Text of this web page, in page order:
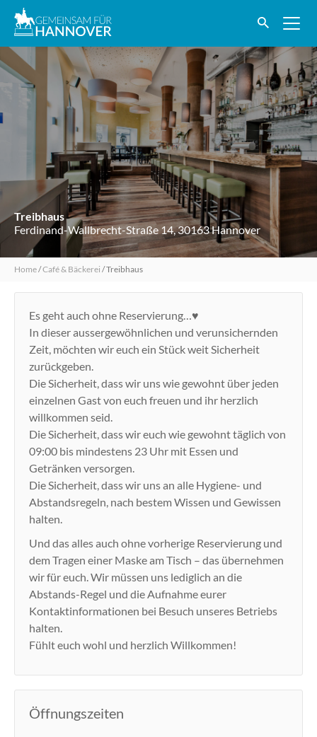
Treibhaus
Ferdinand-Wallbrecht-Straße 14, 30163 Hannover
Home/Café & Bäckerei /Treibhaus
Es geht auch ohne Reservierung…♥️
In dieser aussergewöhnlichen und verunsichernden
Zeit, möchten wir euch ein Stück weit Sicherheit
zurückgeben.
Die Sicherheit, dass wir uns wie gewohnt über jeden
einzelnen Gast von euch freuen und ihr herzlich
willkommen seid.
Die Sicherheit, dass wir euch wie gewohnt täglich von
09:00 bis mindestens 23 Uhr mit Essen und
Getränken versorgen.
Die Sicherheit, dass wir uns an alle Hygiene- und
Abstandsregeln, nach bestem Wissen und Gewissen
halten.
Und das alles auch ohne vorherige Reservierung und
dem Tragen einer Maske am Tisch – das übernehmen
wir für euch. Wir müssen uns lediglich an die
Abstands-Regel und die Aufnahme eurer
Kontaktinformationen bei Besuch unseres Betriebs
halten.
Fühlt euch wohl und herzlich Willkommen!
Öffnungszeiten